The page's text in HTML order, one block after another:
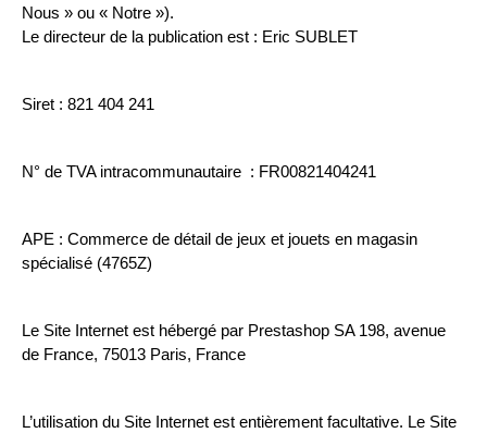
Nous » ou « Notre »).
Le directeur de la publication est : Eric SUBLET
Siret : 821 404 241
N° de TVA intracommunautaire  : FR00821404241
APE : Commerce de détail de jeux et jouets en magasin
spécialisé (4765Z)
Le Site Internet est hébergé par Prestashop SA 198, avenue
de France, 75013 Paris, France
L’utilisation du Site Internet est entièrement facultative. Le Site